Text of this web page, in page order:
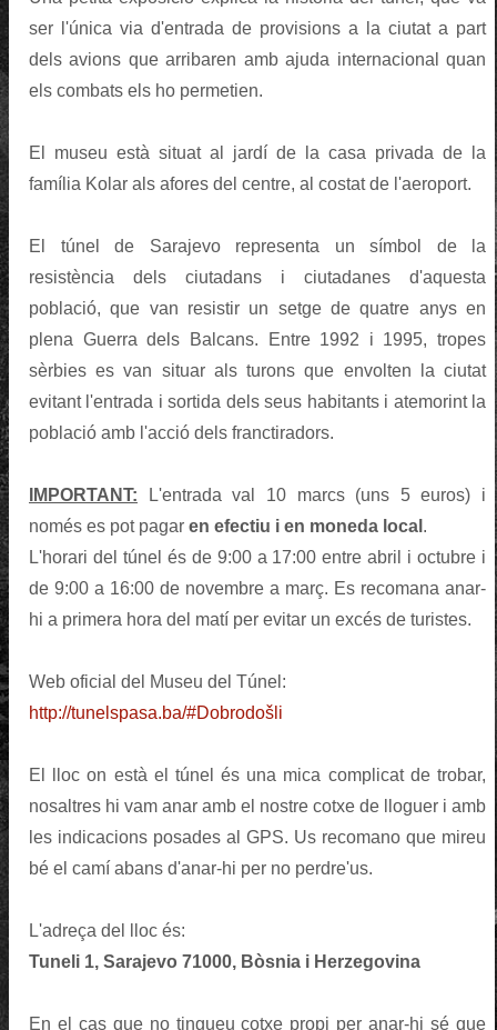
ser l'única via d'entrada de provisions a la ciutat a part
dels avions que arribaren amb ajuda internacional quan
els combats els ho permetien.
El museu està situat al jardí de la casa privada de la
família Kolar als afores del centre, al costat de l'aeroport.
El túnel de Sarajevo representa un símbol de la
resistència dels ciutadans i ciutadanes d'aquesta
població, que van resistir un setge de quatre anys en
plena Guerra dels Balcans. Entre 1992 i 1995, tropes
sèrbies es van situar als turons que envolten la ciutat
evitant l'entrada i sortida dels seus habitants i atemorint la
població amb l'acció dels franctiradors.
IMPORTANT: L'entrada val 10 marcs (uns 5 euros) i
només es pot pagar en efectiu i en moneda local .
L'horari del túnel és de 9:00 a 17:00 entre abril i octubre i
de 9:00 a 16:00 de novembre a març. Es recomana anar-
hi a primera hora del matí per evitar un excés de turistes.
Web oficial del Museu del Túnel:
http://tunelspasa.ba/#Dobrodošli
El lloc on està el túnel és una mica complicat de trobar,
nosaltres hi vam anar amb el nostre cotxe de lloguer i amb
les indicacions posades al GPS. Us recomano que mireu
bé el camí abans d'anar-hi per no perdre'us.
L'adreça del lloc és:
Tuneli 1, Sarajevo 71000, Bòsnia i Herzegovina
En el cas que no tingueu cotxe propi per anar-hi sé que